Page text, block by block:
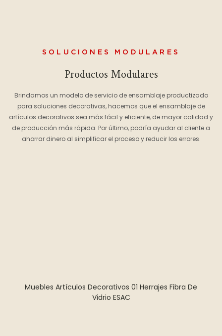
SOLUCIONES MODULARES
Productos Modulares
Brindamos un modelo de servicio de ensamblaje productizado
para soluciones decorativas, hacemos que el ensamblaje de
artículos decorativos sea más fácil y eficiente, de mayor calidad y
de producción más rápida. Por último, podría ayudar al cliente a
ahorrar dinero al simplificar el proceso y reducir los errores.
Muebles Artículos Decorativos 01 Herrajes Fibra De
Vidrio ESAC